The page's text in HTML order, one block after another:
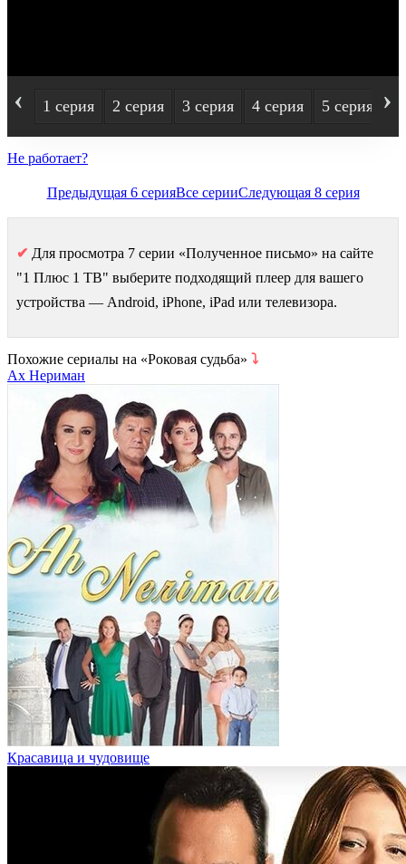
‹ 1 серия 2 серия 3 серия 4 серия 5 серия ›
Не работает?
Предыдущая 6 серияВсе серииСледующая 8 серия
✔ Для просмотра 7 серии «Полученное письмо» на сайте
"1 Плюс 1 ТВ" выберите подходящий плеер для вашего
устройства — Android, iPhone, iPad или телевизора.
Похожие сериалы на «Роковая судьба» ⤵
Ах Нериман
Красавица и чудовище